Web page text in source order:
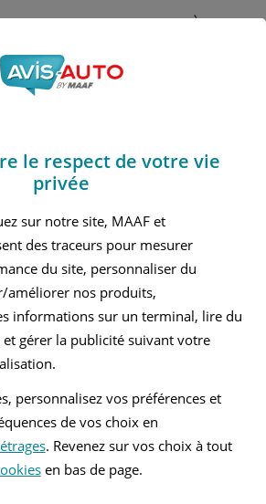
Rechercher À propos
un devis d'assurance auto MAAF
E
recherchez une
automobile ?
vos devis MAAF
le respect de votre vie
privée
sur notre site, MAAF et
des traceurs pour mesurer
du site, personnaliser du
améliorer nos produits,
informations sur un terminal, lire du
gérer la publicité suivant votre
personnalisez vos préférences et
de vos choix en
. Revenez sur vos choix à tout
en bas de page.